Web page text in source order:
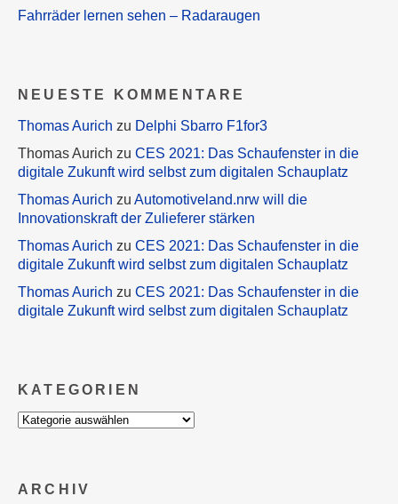
Fahrräder lernen sehen – Radaraugen
NEUESTE KOMMENTARE
Thomas Aurich zu Delphi Sbarro F1for3
Thomas Aurich zu CES 2021: Das Schaufenster in die
digitale Zukunft wird selbst zum digitalen Schauplatz
Thomas Aurich zu Automotiveland.nrw will die
Innovationskraft der Zulieferer stärken
Thomas Aurich zu CES 2021: Das Schaufenster in die
digitale Zukunft wird selbst zum digitalen Schauplatz
Thomas Aurich zu CES 2021: Das Schaufenster in die
digitale Zukunft wird selbst zum digitalen Schauplatz
KATEGORIEN
Kategorien
ARCHIV